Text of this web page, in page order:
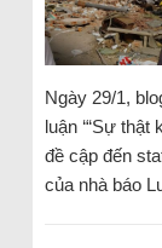
Ngày 29/1,
luận ‘“Sự thật
đề cập đến
của nhà báo